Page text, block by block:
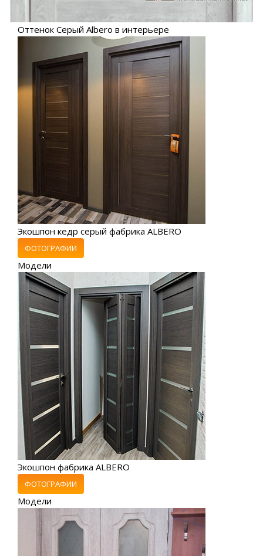
Оттенок Серый Albero в интерьере
Экошпон кедр серый фабрика ALBERO
ФОТОГРАФИИ
Модели
Экошпон фабрика ALBERO
ФОТОГРАФИИ
Модели